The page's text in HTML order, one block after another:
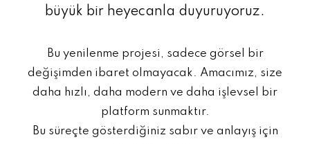
büyük bir heyecanla duyuruyoruz.
Bu yenilenme projesi, sadece görsel bir
değişimden ibaret olmayacak. Amacımız, size
daha hızlı, daha modern ve daha işlevsel bir
platform sunmaktır.
Bu süreçte gösterdiğiniz sabır ve anlayış için